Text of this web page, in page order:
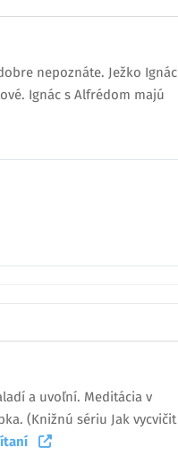
nepoznáte. Ježko Ignác
Ignác s Alfrédom majú
a uvoľní. Meditácia v
(Knižnú sériu Jak vycvičit